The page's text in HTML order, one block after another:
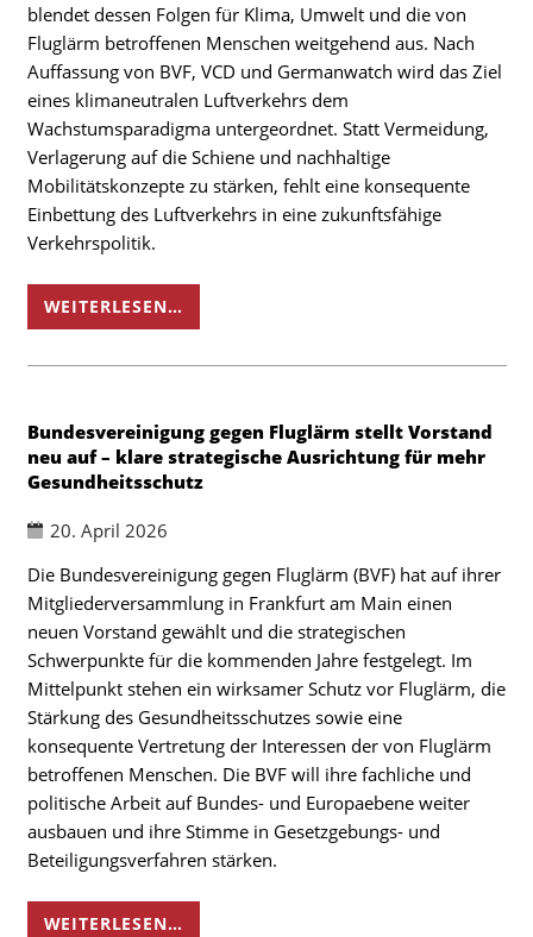
blendet dessen Folgen für Klima, Umwelt und die von
Fluglärm betroffenen Menschen weitgehend aus. Nach
Auffassung von BVF, VCD und Germanwatch wird das Ziel
eines klimaneutralen Luftverkehrs dem
Wachstumsparadigma untergeordnet. Statt Vermeidung,
Verlagerung auf die Schiene und nachhaltige
Mobilitätskonzepte zu stärken, fehlt eine konsequente
Einbettung des Luftverkehrs in eine zukunftsfähige
Verkehrspolitik.
WEITERLESEN…
Bundesvereinigung gegen Fluglärm stellt Vorstand
neu auf – klare strategische Ausrichtung für mehr
Gesundheitsschutz
20. April 2026
Die Bundesvereinigung gegen Fluglärm (BVF) hat auf ihrer
Mitgliederversammlung in Frankfurt am Main einen
neuen Vorstand gewählt und die strategischen
Schwerpunkte für die kommenden Jahre festgelegt. Im
Mittelpunkt stehen ein wirksamer Schutz vor Fluglärm, die
Stärkung des Gesundheitsschutzes sowie eine
konsequente Vertretung der Interessen der von Fluglärm
betroffenen Menschen. Die BVF will ihre fachliche und
politische Arbeit auf Bundes- und Europaebene weiter
ausbauen und ihre Stimme in Gesetzgebungs- und
Beteiligungsverfahren stärken.
WEITERLESEN…